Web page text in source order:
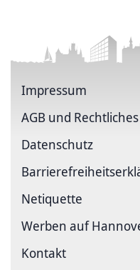
Impressum
AGB und Rechtliches
Datenschutz
Netiquette
Werben auf
Kontakt